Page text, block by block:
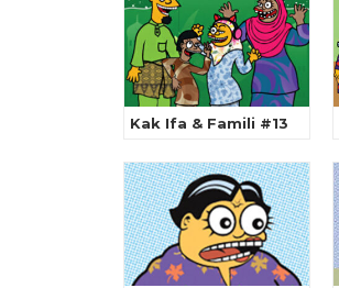
Kak Ifa & Famili #13